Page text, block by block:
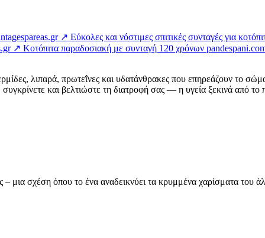
↗ Εύκολες και νόστιμες σπιτικές συνταγές για
↗ Κοτόπιτα παραδοσιακή με συνταγή 120 χρόνων
λιπαρά, πρωτεΐνες και υδατάνθρακες που επηρεάζουν το
και βελτιώστε τη διατροφή σας — η υγεία ξεκινά από το
– μια σχέση όπου το ένα αναδεικνύει τα κρυμμένα χαρίσματα